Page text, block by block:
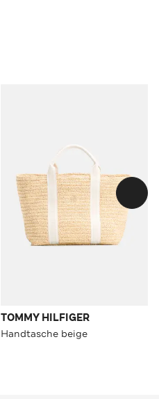
TOMMY HILFIGER
Handtasche beige